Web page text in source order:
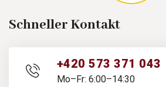
Schneller Kontakt
+420 573 371 043
Mo–Fr: 6:00–14:30